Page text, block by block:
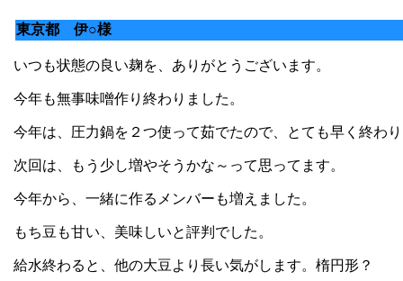
東京都 伊○様
いつも状態の良い麹を、ありがとうございます。
今年も無事味噌作り終わりました。
今年は、圧力鍋を２つ使って茹でたので、とても早く終わ
次回は、もう少し増やそうかな～って思ってます。
今年から、一緒に作るメンバーも増えました。
もち豆も甘い、美味しいと評判でした。
給水終わると、他の大豆より長い気がします。楕円形？